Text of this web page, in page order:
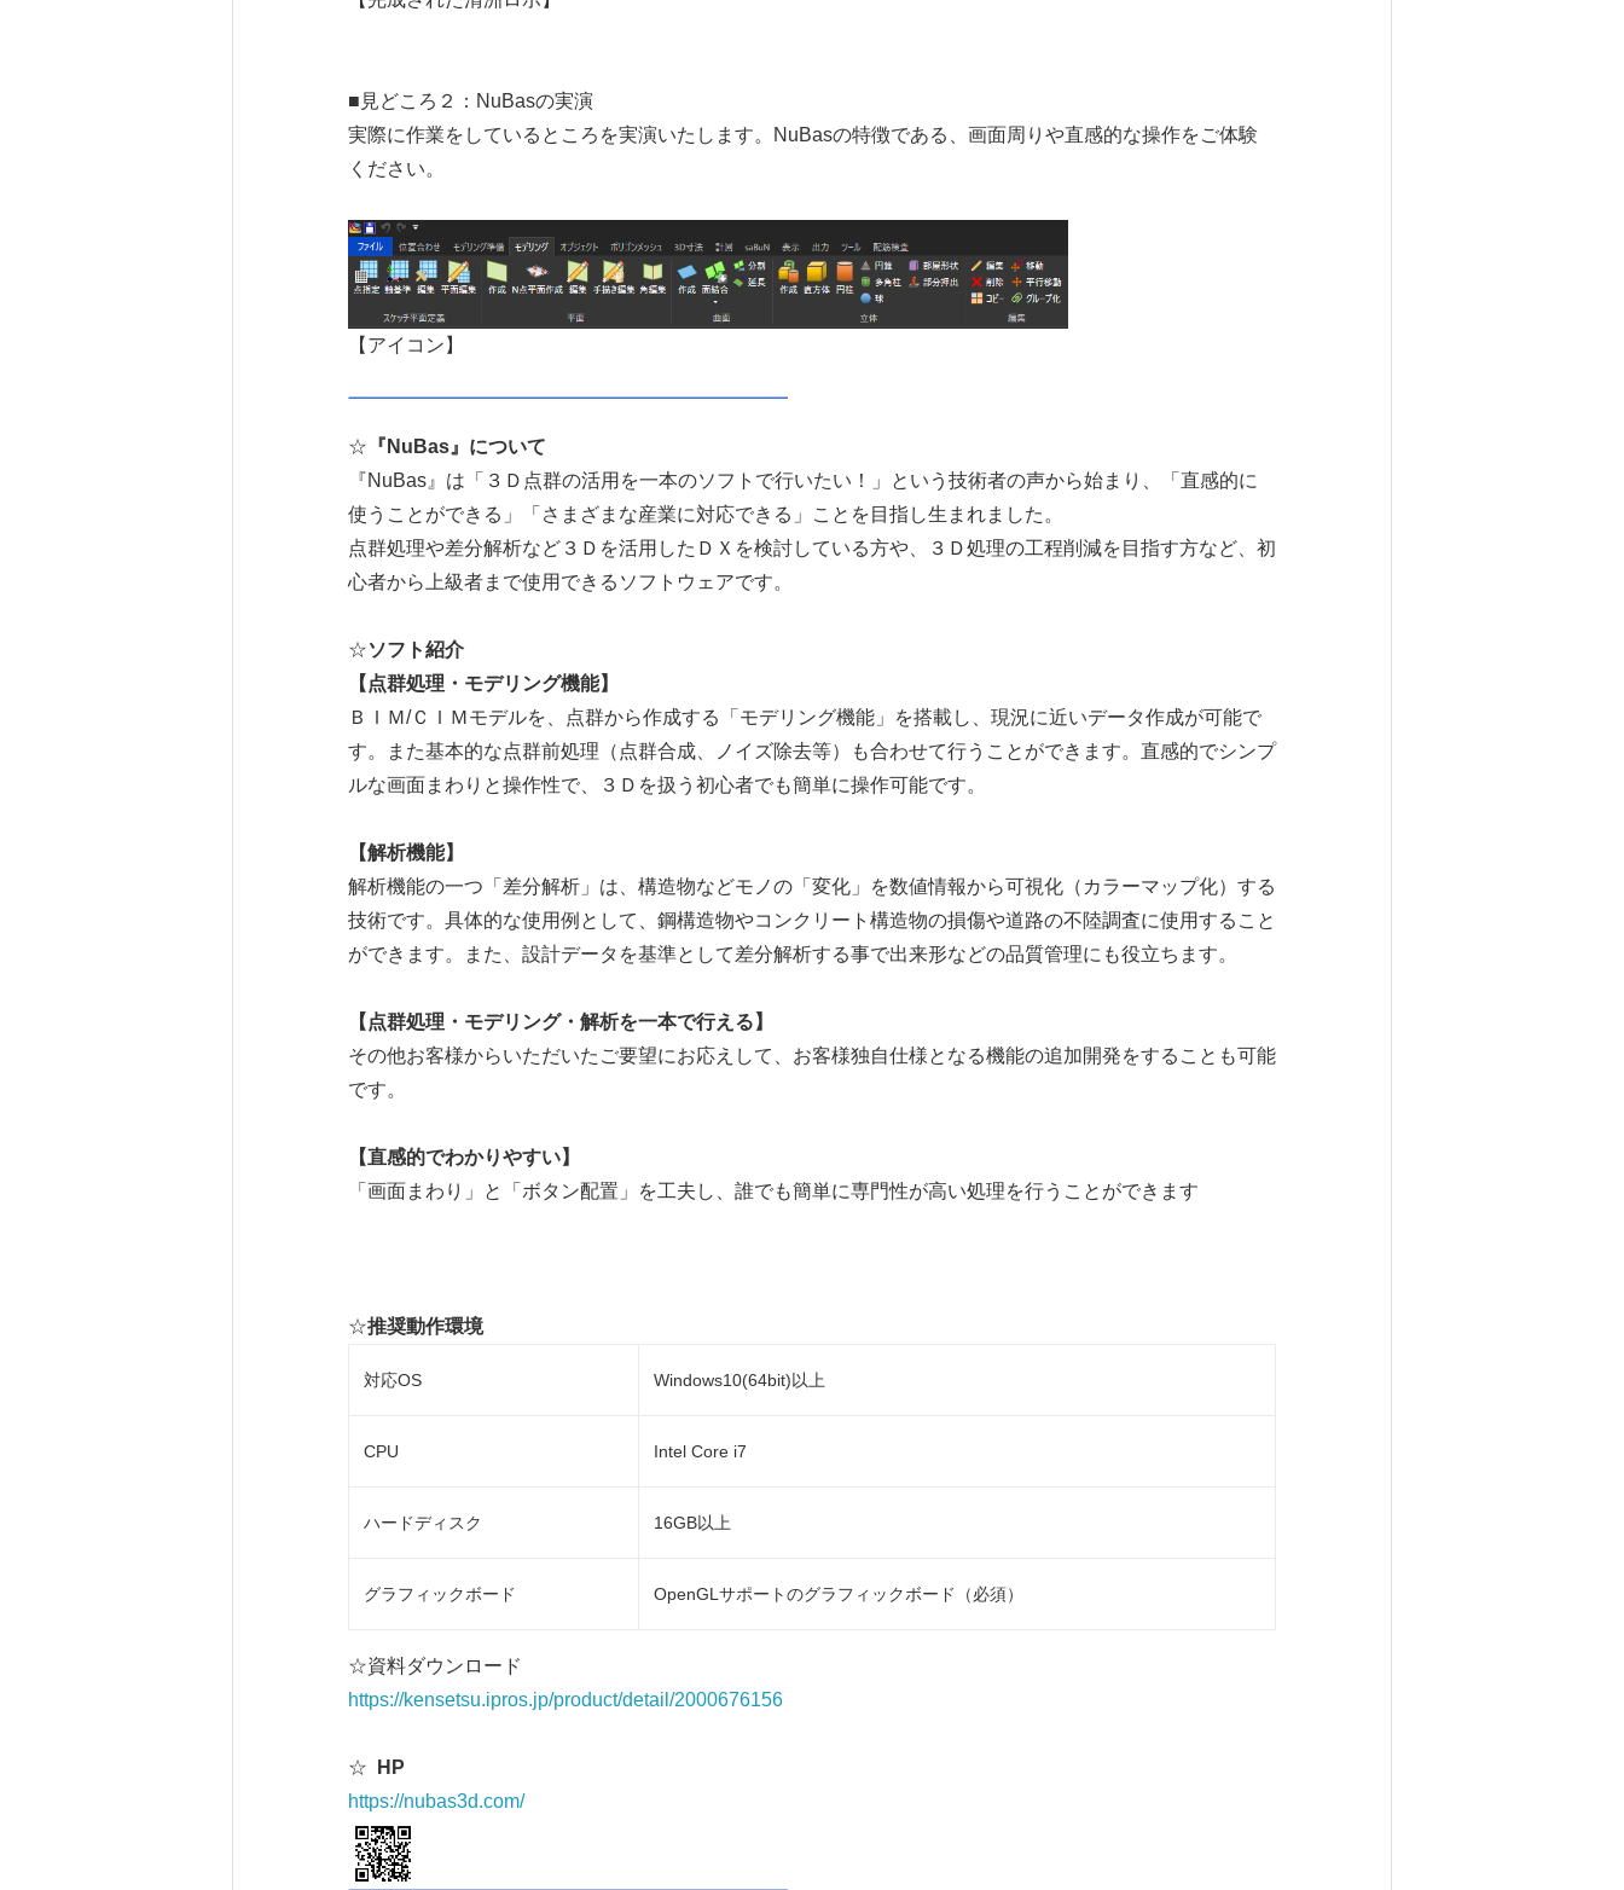
■見どころ２：NuBasの実演
実際に作業をしているところを実演いたします。NuBasの特徴である、画面周りや直感的な操作をご体験
ください。
【アイコン】
☆ 『 NuBas』について
『NuBas』は「３Ｄ点群の活用を一本のソフトで行いたい！」という技術者の声から始まり、「直感的に
使うことができる」「さまざまな産業に対応できる」ことを目指し生まれました。
点群処理や差分解析など３Ｄを活用したＤＸを検討している方や、３Ｄ処理の工程削減を目指す方など、初
心者から上級者まで使用できるソフトウェアです。
☆ソフト紹介
【点群処理・モデリング機能】
ＢＩＭ/ＣＩＭモデルを、点群から作成する「モデリング機能」を搭載し、現況に近いデータ作成が可能で
す。また基本的な点群前処理（点群合成、ノイズ除去等）も合わせて行うことができます。直感的でシンプ
ルな画面まわりと操作性で、３Ｄを扱う初心者でも簡単に操作可能です。
【解析機能】
解析機能の一つ「差分解析」は、構造物などモノの「変化」を数値情報から可視化（カラーマップ化）する
技術です。具体的な使用例として、鋼構造物やコンクリート構造物の損傷や道路の不陸調査に使用すること
ができます。また、設計データを基準として差分解析する事で出来形などの品質管理にも役立ちます。
【点群処理・モデリング・解析を一本で行える】
その他お客様からいただいたご要望にお応えして、お客様独自仕様となる機能の追加開発をすることも可能
です。
【直感的でわかりやすい】
「画面まわり」と「ボタン配置」を工夫し、誰でも簡単に専門性が高い処理を行うことができます
☆推奨動作環境
対応OS Windows10(64bit)以上
CPU Intel Core i7
ハードディスク 16GB以上
グラフィックボード OpenGLサポートのグラフィックボード（必須）
☆資料ダウンロード
https://kensetsu.ipros.jp/product/detail/2000676156
☆
HP
https://nubas3d.com/